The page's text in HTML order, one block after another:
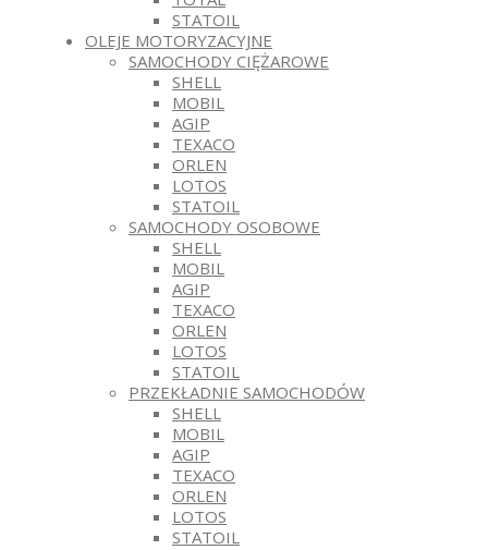
STATOIL
OLEJE MOTORYZACYJNE
SAMOCHODY CIĘŻAROWE
SHELL
MOBIL
AGIP
TEXACO
ORLEN
LOTOS
STATOIL
SAMOCHODY OSOBOWE
SHELL
MOBIL
AGIP
TEXACO
ORLEN
LOTOS
STATOIL
PRZEKŁADNIE SAMOCHODÓW
SHELL
MOBIL
AGIP
TEXACO
ORLEN
LOTOS
STATOIL